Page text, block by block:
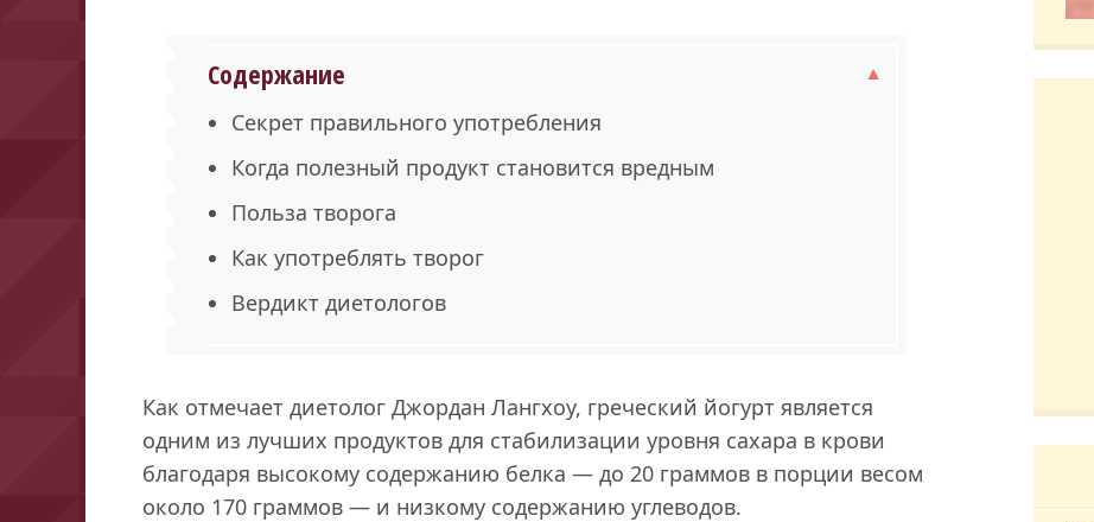
Содержание
Секрет правильного употребления
Когда полезный продукт становится вредным
Польза творога
Как употреблять творог
Вердикт диетологов
Как отмечает диетолог Джордан Лангхоу, греческий йогурт является
одним из лучших продуктов для стабилизации уровня сахара в крови
благодаря высокому содержанию белка — до 20 граммов в порции весом
около 170 граммов — и низкому содержанию углеводов.